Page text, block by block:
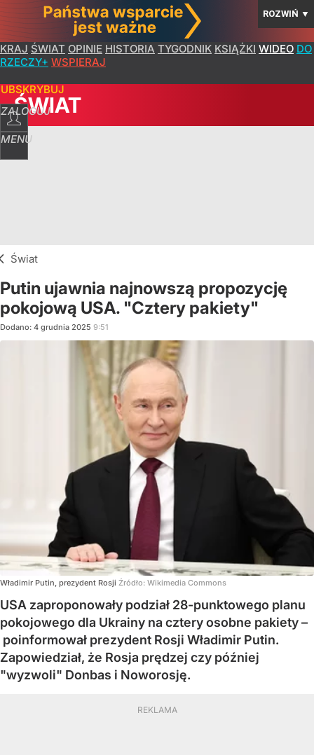
ROZWIŃ ▼
KRAJ ŚWIAT OPINIE HISTORIA TYGODNIK KSIĄŻKI WIDEO DO
RZECZY+ WSPIERAJ
ZALOGUJ
MENU
ŚWIAT
Świat
Putin ujawnia najnowszą propozycję
pokojową USA. "Cztery pakiety"
Dodano: 4 grudnia 2025 9:51
Władimir Putin, prezydent Rosji Źródło: Wikimedia Commons
USA zaproponowały podział 28-punktowego planu
pokojowego dla Ukrainy na cztery osobne pakiety –
poinformował prezydent Rosji Władimir Putin.
Zapowiedział, że Rosja prędzej czy później
"wyzwoli" Donbas i Noworosję.